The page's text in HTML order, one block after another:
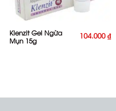
Klenzit Gel Ngừa
Mụn 15g
104.000₫